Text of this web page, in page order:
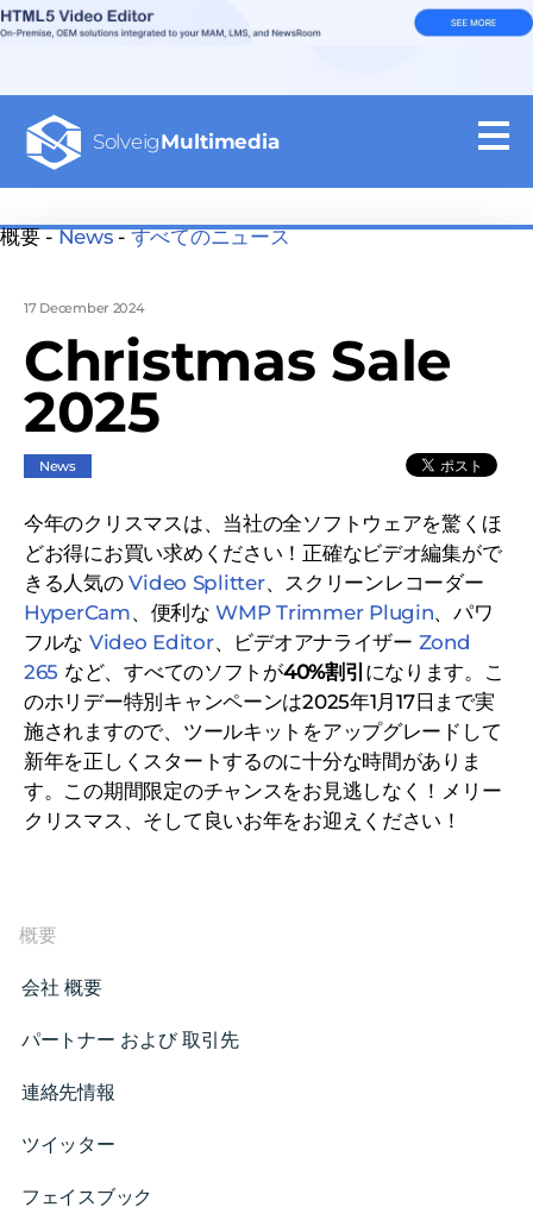
SolveigMultimedia
概要 -News-すべてのニュース
17 December 2024
Christmas Sale
2025
News
今年のクリスマスは、当社の全ソフトウェアを驚くほ
どお得にお買い求めください！正確なビデオ編集がで
きる人気のVideo Splitter、スクリーンレコーダー
HyperCam、便利なWMP Trimmer Plugin、パワ
フルな Video Editor、ビデオアナライザー Zond
265 など、すべてのソフトが40%割引 になります。こ
のホリデー特別キャンペーンは2025年1月17日まで実
施されますので、ツールキットをアップグレードして
新年を正しくスタートするのに十分な時間がありま
す。この期間限定のチャンスをお見逃しなく！メリー
クリスマス、そして良いお年をお迎えください！
概要
会社 概要
パートナー および 取引先
連絡先情報
ツイッター
フェイスブック